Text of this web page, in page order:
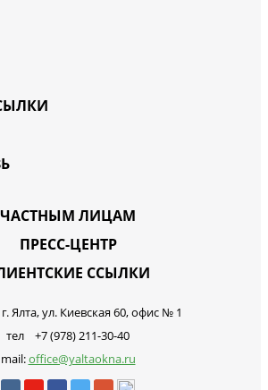
ЧАСТНЫМ ЛИЦАМ
ПРЕСС-ЦЕНТР
ССЫЛКИ
Ялта, ул. Киевская 60, офис № 1
тел +7 (978) 211-30-40
mail:office@yaltaokna.ru